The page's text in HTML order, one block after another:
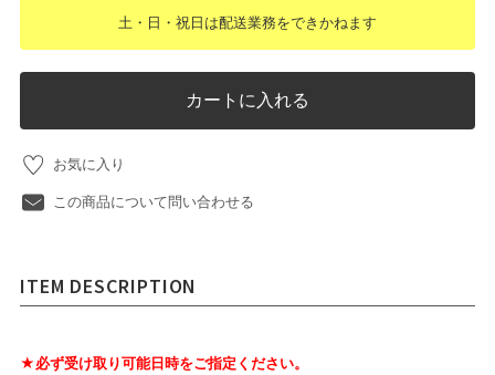
土・日・祝日は配送業務をできかねます
カートに入れる
お気に入り
この商品について問い合わせる
ITEM DESCRIPTION
★必ず受け取り可能日時をご指定ください。